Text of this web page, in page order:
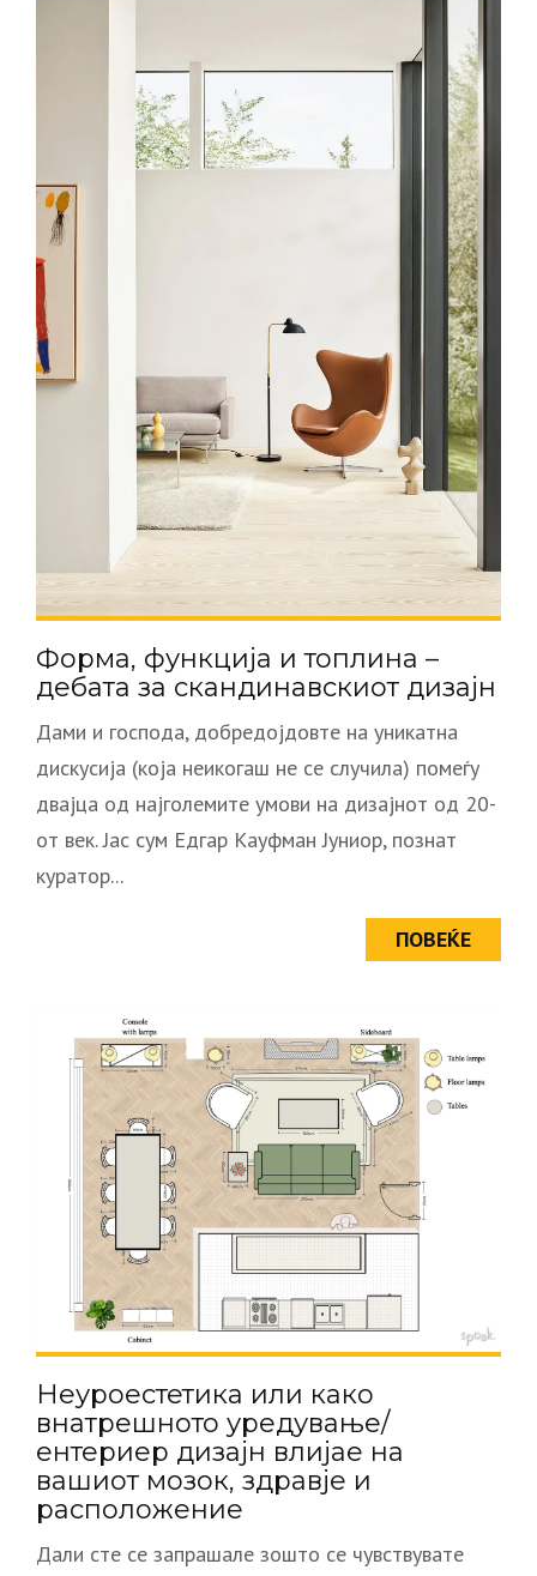
Форма, функција и топлина –
дебата за скандинавскиот дизајн
Дами и господа, добредојдовте на уникатна
дискусија (која неикогаш не се случила) помеѓу
двајца од најголемите умови на дизајнот од 20-
от век. Јас сум Едгар Кауфман Јуниор, познат
куратор...
ПОВЕЌЕ
Неуроестетика или како
внатрешното уредување/
ентериер дизајн влијае на
вашиот мозок, здравје и
расположение
Дали сте се запрашале зошто се чувствувате